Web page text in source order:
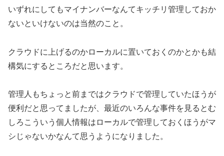
いずれにしてもマイナンバーなんてキッチリ管理しておか
ないといけないのは当然のこと。
クラウドに上げるのかローカルに置いておくのかとかも結
構気にするところだと思います。
管理人もちょっと前まではクラウドで管理していたほうが
便利だと思ってましたが、最近のいろんな事件を見るとむ
しろこういう個人情報はローカルで管理しておくほうがマ
シじゃないかなんて思うようになりました。